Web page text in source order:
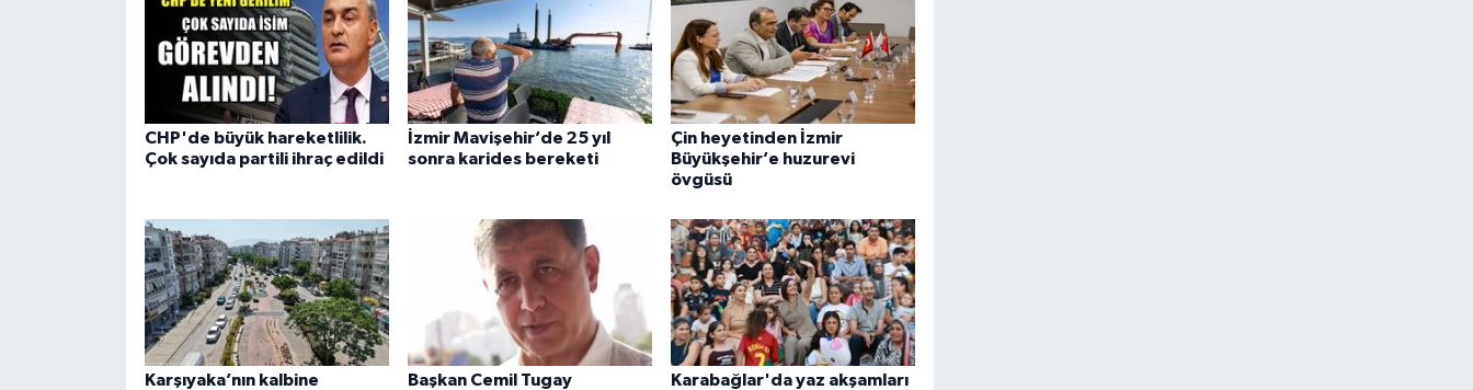
CHP'de büyük hareketlilik.
Çok sayıda partili ihraç edildi
İzmir Mavişehir’de 25 yıl
sonra karides bereketi
Çin heyetinden İzmir
Büyükşehir’e huzurevi
övgüsü
Karşıyaka’nın kalbine
Başkan Cemil Tugay
Karabağlar'da yaz akşamları